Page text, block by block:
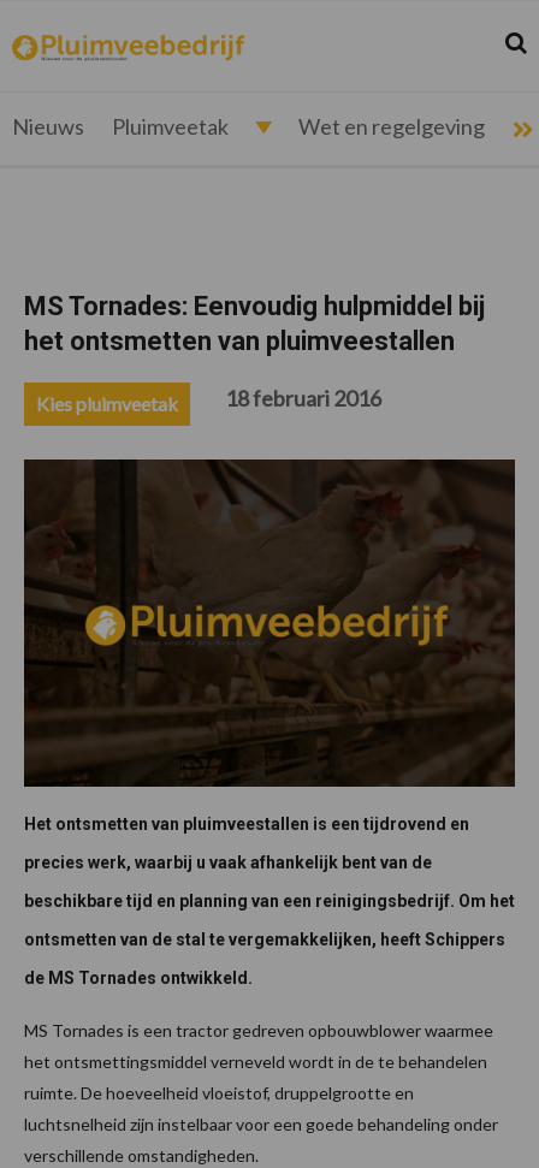
de
hoofdnavigatie
de
hoofd
de
eerste
de
voettekst
pluimveebedrijf.nl
Nieuws
pluimveehouder
Nieuws Pluimveetak Wet en regelgeving
MS Tornades: Eenvoudig hulpmiddel bij
het ontsmetten van pluimveestallen
Kies pluimveetak 18 februari 2016
Het ontsmetten van pluimveestallen is een tijdrovend en
precies werk, waarbij u vaak afhankelijk bent van de
beschikbare tijd en planning van een reinigingsbedrijf. Om het
ontsmetten van de stal te vergemakkelijken, heeft Schippers
de MS Tornades ontwikkeld.
MS Tornades is een tractor gedreven opbouwblower waarmee
het ontsmettingsmiddel verneveld wordt in de te behandelen
ruimte. De hoeveelheid vloeistof, druppelgrootte en
luchtsnelheid zijn instelbaar voor een goede behandeling onder
verschillende omstandigheden.